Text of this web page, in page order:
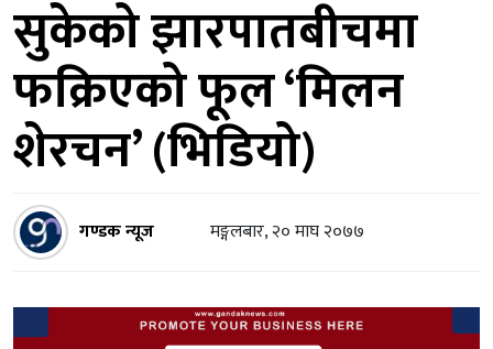
सुकेको झारपातबीचमा
फक्रिएको फूल ‘मिलन
शेरचन’ (भिडियो)
गण्डक न्यूज मङ्गलबार, २० माघ २०७७